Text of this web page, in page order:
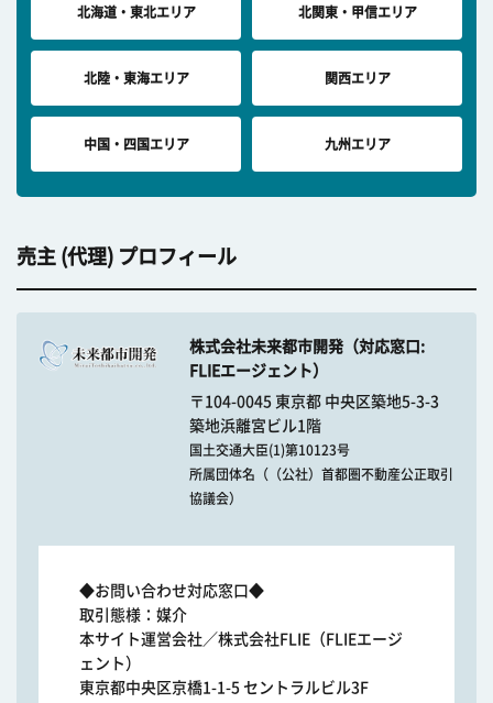
北海道・東北エリア 北関東・甲信エリア
北陸・東海エリア 関西エリア
中国・四国エリア 九州エリア
売主 (代理) プロフィール
株式会社未来都市開発（対応窓口:
FLIEエージェント）
〒104-0045 東京都 中央区築地5-3-3
築地浜離宮ビル1階
国土交通大臣(1)第10123号
所属団体名（（公社）首都圏不動産公正取引
協議会）
◆お問い合わせ対応窓口◆
取引態様：媒介
本サイト運営会社／株式会社FLIE（FLIEエージ
ェント）
東京都中央区京橋1-1-5 セントラルビル3F